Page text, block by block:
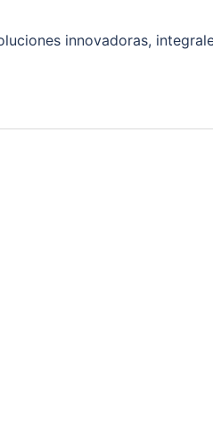
innovadoras,